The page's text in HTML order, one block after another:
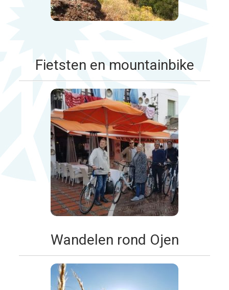
Fietsten en mountainbike
Wandelen rond Ojen